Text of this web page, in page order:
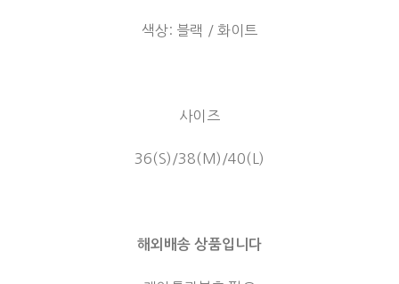
색상: 블랙 / 화이트
사이즈
36(S)/38(M)/40(L)
해외배송 상품입니다